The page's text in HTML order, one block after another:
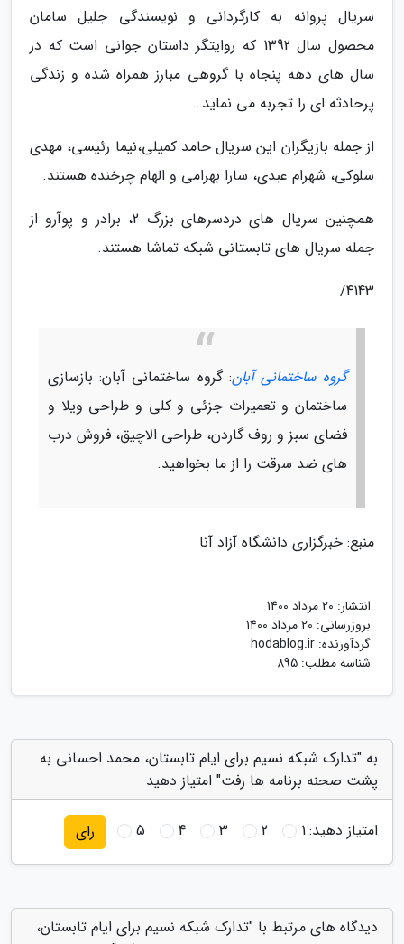
سریال پروانه به کارگردانی و نویسندگی جلیل سامان
محصول سال 1392 که روایتگر داستان جوانی است که در
سال های دهه پنجاه با گروهی مبارز همراه شده و زندگی
پرحادثه ای را تجربه می نماید…
از جمله بازیگران این سریال حامد کمیلی،نیما رئیسی، مهدی
سلوکی، شهرام عبدی، سارا بهرامی و الهام چرخنده هستند.
همچنین سریال های دردسرهای بزرگ 2، برادر و پوآرو از
جمله سریال های تابستانی شبکه تماشا هستند.
4143/
گروه ساختمانی آبان: گروه ساختمانی آبان: بازسازی
ساختمان و تعمیرات جزئی و کلی و طراحی ویلا و
فضای سبز و روف گاردن، طراحی الاچیق، فروش درب
های ضد سرقت را از ما بخواهید.
منبع: خبرگزاری دانشگاه آزاد آنا
انتشار: 20 مرداد 1400
بروزرسانی: 20 مرداد 1400
گردآورنده: hodablog.ir
شناسه مطلب: 895
به "تدارک شبکه نسیم برای ایام تابستان، محمد احسانی به
پشت صحنه برنامه ها رفت" امتیاز دهید
امتیاز دهید:1
2
3
4
5 رای
دیدگاه های مرتبط با "تدارک شبکه نسیم برای ایام تابستان،